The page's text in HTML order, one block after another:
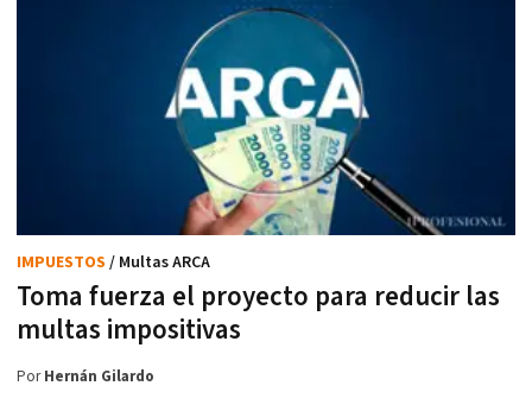
Toma fuerza el proyecto para reducir las
multas impositivas
IMPUESTOS / Multas ARCA
PorHernán Gilardo